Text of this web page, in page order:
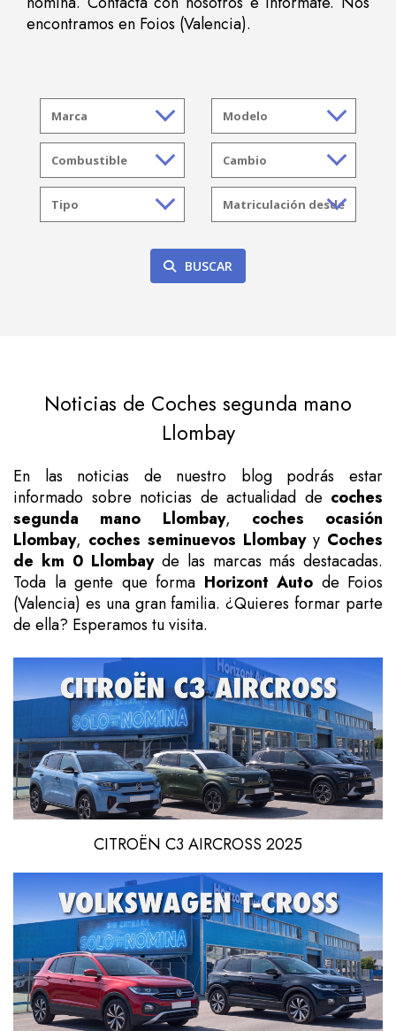
encontramos en Foios (Valencia).
BUSCAR
Noticias de Coches segunda mano
Llombay
En las noticias de nuestro blog podrás estar
informado sobre noticias de actualidad de coches
segunda mano Llombay, coches ocasión
Llombay, coches seminuevos Llombayy Coches
de km 0 Llombayde las marcas más destacadas.
Toda la gente que forma Horizont Auto de Foios
(Valencia) es una gran familia. ¿Quieres formar parte
de ella? Esperamos tu visita.
CITROËN C3 AIRCROSS 2025